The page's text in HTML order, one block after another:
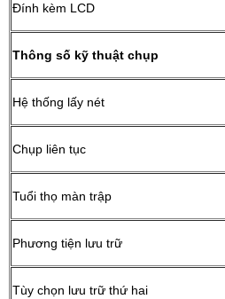
Đính kèm LCD
Thông số kỹ thuật chụp
Hệ thống lấy nét
Chụp liên tục
Tuổi thọ màn trập
Phương tiện lưu trữ
Tùy chọn lưu trữ thứ hai